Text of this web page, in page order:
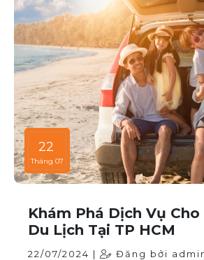
22
Tháng 07
Khám Phá Dịch Vụ Cho
Du Lịch Tại TP HCM
22/07/2024 | Đăng bởi